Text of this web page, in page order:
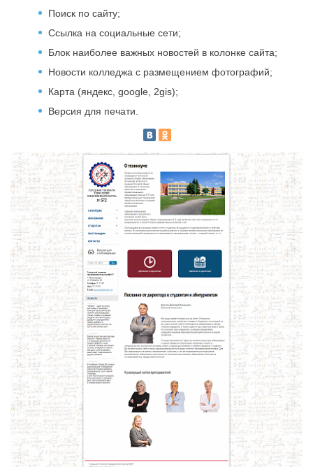
Поиск по сайту;
Ссылка на социальные сети;
Блок наиболее важных новостей в колонке сайта;
Новости колледжа с размещением фотографий;
Карта (яндекс, google, 2gis);
Версия для печати.